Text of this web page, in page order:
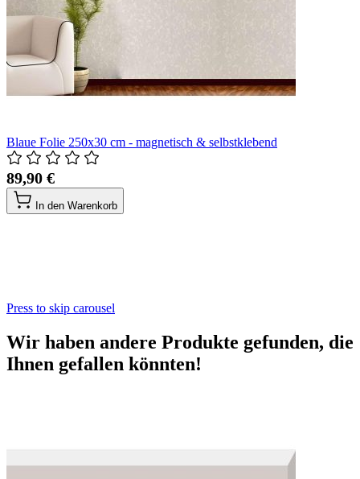
Blaue Folie 250x30 cm - magnetisch & selbstklebend
89,90 €
In den Warenkorb
Press to skip carousel
Wir haben andere Produkte gefunden, die
Ihnen gefallen könnten!